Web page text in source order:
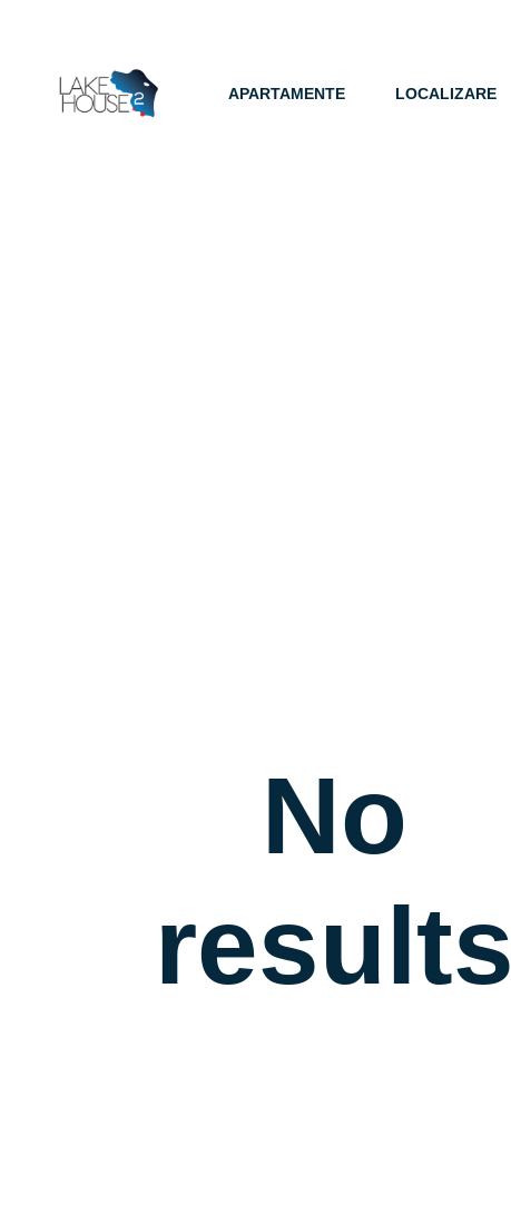
APARTAMENTE LOCALIZARE
No
results